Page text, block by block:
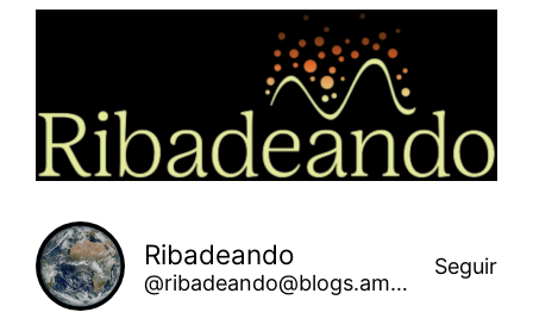
Ribadeando
@ribadeando@blogs.amarinha.gal
Seguir